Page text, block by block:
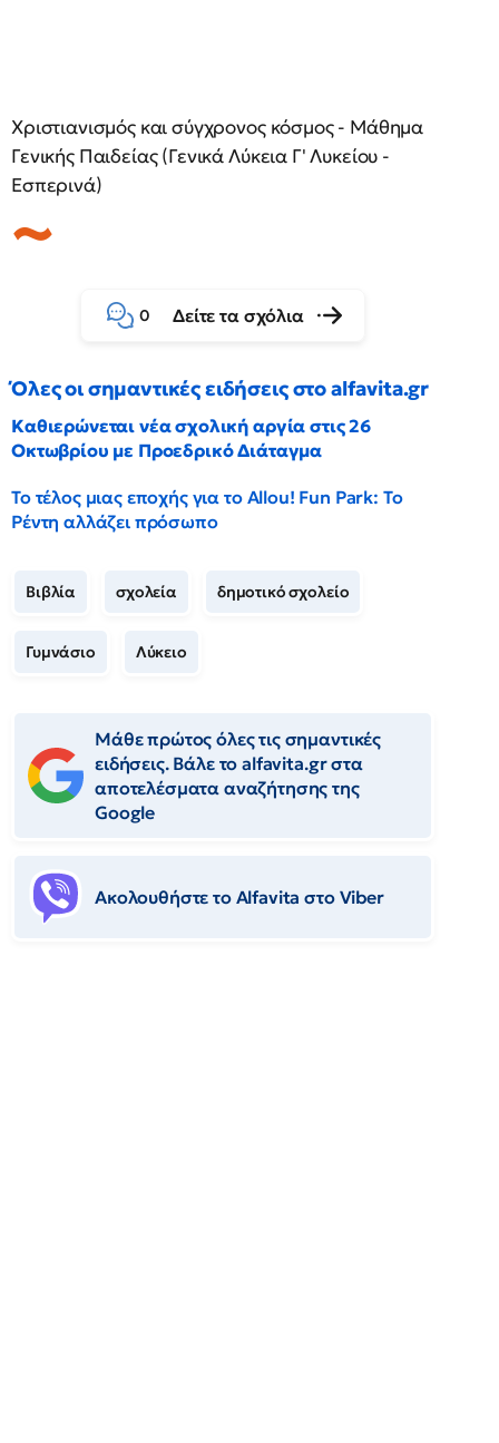
Χριστιανισμός και σύγχρονος κόσμος - Μάθημα
Γενικής Παιδείας (Γενικά Λύκεια Γ' Λυκείου -
Εσπερινά)
0 Δείτε τα σχόλια
Όλες οι σημαντικές ειδήσεις στο alfavita.gr
Καθιερώνεται νέα σχολική αργία στις 26
Οκτωβρίου με Προεδρικό Διάταγμα
Το τέλος μιας εποχής για το Allou! Fun Park: Το
Ρέντη αλλάζει πρόσωπο
Βιβλία σχολεία δημοτικό σχολείο
Γυμνάσιο Λύκειο
Μάθε πρώτος όλες τις σημαντικές
ειδήσεις. Βάλε το alfavita.gr στα
αποτελέσματα αναζήτησης της
Google
Ακολουθήστε το Αlfavita στο Viber